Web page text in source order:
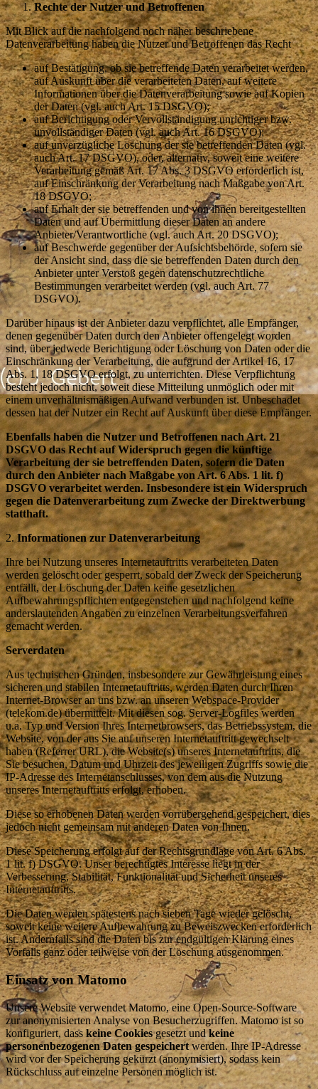
Rechte der Nutzer und Betroffenen
Mit Blick auf die nachfolgend noch näher beschriebene
Datenverarbeitung haben die Nutzer und Betroffenen das Recht
auf Bestätigung, ob sie betreffende Daten verarbeitet werden,
auf Auskunft über die verarbeiteten Daten, auf weitere
Informationen über die Datenverarbeitung sowie auf Kopien
der Daten (vgl. auch Art. 15 DSGVO);
auf Berichtigung oder Vervollständigung unrichtiger bzw.
unvollständiger Daten (vgl. auch Art. 16 DSGVO);
auf unverzügliche Löschung der sie betreffenden Daten (vgl.
auch Art. 17 DSGVO), oder, alternativ, soweit eine weitere
Verarbeitung gemäß Art. 17 Abs. 3 DSGVO erforderlich ist,
auf Einschränkung der Verarbeitung nach Maßgabe von Art.
18 DSGVO;
auf Erhalt der sie betreffenden und von ihnen bereitgestellten
Daten und auf Übermittlung dieser Daten an andere
Anbieter/Verantwortliche (vgl. auch Art. 20 DSGVO);
auf Beschwerde gegenüber der Aufsichtsbehörde, sofern sie
der Ansicht sind, dass die sie betreffenden Daten durch den
Anbieter unter Verstoß gegen datenschutzrechtliche
Bestimmungen verarbeitet werden (vgl. auch Art. 77
DSGVO).
Darüber hinaus ist der Anbieter dazu verpflichtet, alle Empfänger,
denen gegenüber Daten durch den Anbieter offengelegt worden
sind, über jedwede Berichtigung oder Löschung von Daten oder die
Einschränkung der Verarbeitung, die aufgrund der Artikel 16, 17
Abs. 1, 18 DSGVO erfolgt, zu unterrichten. Diese Verpflichtung
besteht jedoch nicht, soweit diese Mitteilung unmöglich oder mit
einem unverhältnismäßigen Aufwand verbunden ist. Unbeschadet
dessen hat der Nutzer ein Recht auf Auskunft über diese Empfänger.
Ebenfalls haben die Nutzer und Betroffenen nach Art. 21
DSGVO das Recht auf Widerspruch gegen die künftige
Verarbeitung der sie betreffenden Daten, sofern die Daten
durch den Anbieter nach Maßgabe von Art. 6 Abs. 1 lit. f)
DSGVO verarbeitet werden. Insbesondere ist ein Widerspruch
gegen die Datenverarbeitung zum Zwecke der Direktwerbung
statthaft.
2.Informationen zur Datenverarbeitung
Ihre bei Nutzung unseres Internetauftritts verarbeiteten Daten
werden gelöscht oder gesperrt, sobald der Zweck der Speicherung
entfällt, der Löschung der Daten keine gesetzlichen
Aufbewahrungspflichten entgegenstehen und nachfolgend keine
anderslautenden Angaben zu einzelnen Verarbeitungsverfahren
gemacht werden.
Serverdaten
Aus technischen Gründen, insbesondere zur Gewährleistung eines
sicheren und stabilen Internetauftritts, werden Daten durch Ihren
Internet-Browser an uns bzw. an unseren Webspace-Provider
(telekom.de) übermittelt. Mit diesen sog. Server-Logfiles werden
u.a. Typ und Version Ihres Internetbrowsers, das Betriebssystem, die
Website, von der aus Sie auf unseren Internetauftritt gewechselt
haben (Referrer URL), die Website(s) unseres Internetauftritts, die
Sie besuchen, Datum und Uhrzeit des jeweiligen Zugriffs sowie die
IP-Adresse des Internetanschlusses, von dem aus die Nutzung
unseres Internetauftritts erfolgt, erhoben.
Diese so erhobenen Daten werden vorrübergehend gespeichert, dies
jedoch nicht gemeinsam mit anderen Daten von Ihnen.
Diese Speicherung erfolgt auf der Rechtsgrundlage von Art. 6 Abs.
1 lit. f) DSGVO. Unser berechtigtes Interesse liegt in der
Verbesserung, Stabilität, Funktionalität und Sicherheit unseres
Internetauftritts.
Die Daten werden spätestens nach sieben Tage wieder gelöscht,
soweit keine weitere Aufbewahrung zu Beweiszwecken erforderlich
ist. Andernfalls sind die Daten bis zur endgültigen Klärung eines
Vorfalls ganz oder teilweise von der Löschung ausgenommen.
Einsatz von Matomo
Unsere Website verwendet Matomo, eine Open-Source-Software
zur anonymisierten Analyse von Besucherzugriffen. Matomo ist so
konfiguriert, dass keine Cookiesgesetzt undkeine
personenbezogenen Daten gespeichertwerden. Ihre IP-Adresse
wird vor der Speicherung gekürzt (anonymisiert), sodass kein
Rückschluss auf einzelne Personen möglich ist.